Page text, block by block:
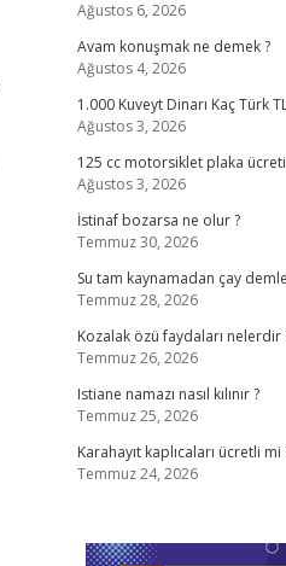
Ağustos 6, 2026
Avam konuşmak ne demek ?
Ağustos 4, 2026
1.000 Kuveyt Dinarı Kaç Türk
Ağustos 3, 2026
125 cc motorsiklet plaka
Ağustos 3, 2026
İstinaf bozarsa ne olur ?
Temmuz 30, 2026
Su tam kaynamadan çay
Temmuz 28, 2026
Kozalak özü faydaları nelerdir
Temmuz 26, 2026
Istiane namazı nasıl kılınır ?
Temmuz 25, 2026
Karahayıt kaplıcaları ücretli mi
Temmuz 24, 2026